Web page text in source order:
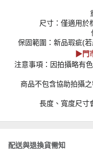
尺寸：僅適用於
保固範圍：新品瑕疵(
▶門
注意事項：因拍攝略有
商品不包含協助拍攝
長度、寬度尺寸
配送與退換貨需知